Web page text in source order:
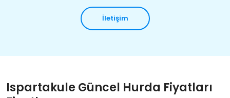
İletişim
Ispartakule Güncel Hurda Fiyatları